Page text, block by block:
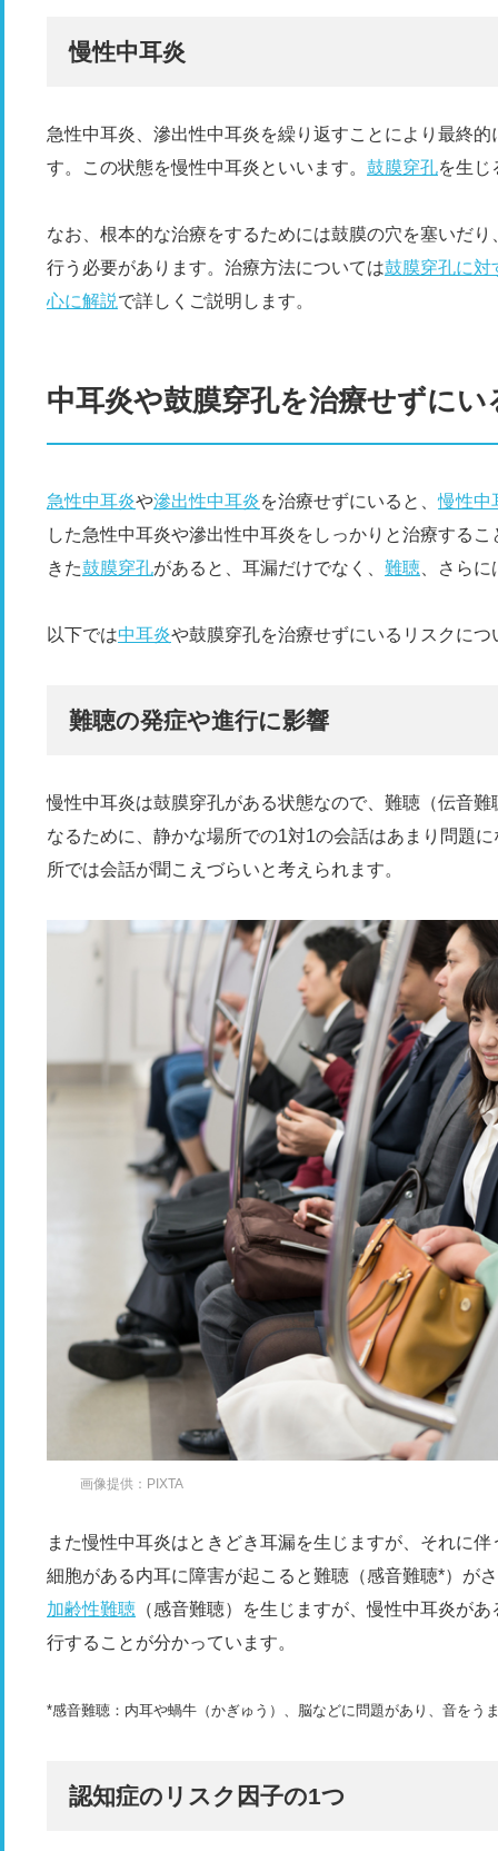
慢性中耳炎
急性中耳炎、滲出性中耳炎を繰り返すことにより最終
す。この状態を慢性中耳炎といいます。 鼓膜穿孔を生じ
なお、根本的な治療をするためには鼓膜の穴を塞いだ
行う必要があります。治療方法については鼓膜穿孔に
心に解説で詳しくご説明します。
中耳炎や鼓膜穿孔を治療せずにい
急性中耳炎や滲出性中耳炎を治療せずにいると、慢性中
した急性中耳炎や滲出性中耳炎をしっかりと治療する
きた鼓膜穿孔があると、耳漏だけでなく、 難聴 、さらに
以下では中耳炎や鼓膜穿孔を治療せずにいるリスクに
難聴の発症や進行に影響
慢性中耳炎は鼓膜穿孔がある状態なので、難聴（伝音
なるために、静かな場所での1対1の会話はあまり問題
所では会話が聞こえづらいと考えられます。
画像提供：PIXTA
また慢性中耳炎はときどき耳漏を生じますが、それに
細胞がある内耳に障害が起こると難聴（感音難聴*）が
加齢性難聴 （感音難聴）を生じますが、慢性中耳炎が
行することが分かっています。
*感音難聴：内耳や蝸牛（かぎゅう）、脳などに問題があり、音をう
認知症のリスク因子の1つ